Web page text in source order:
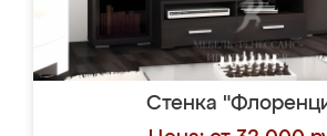
Стенка